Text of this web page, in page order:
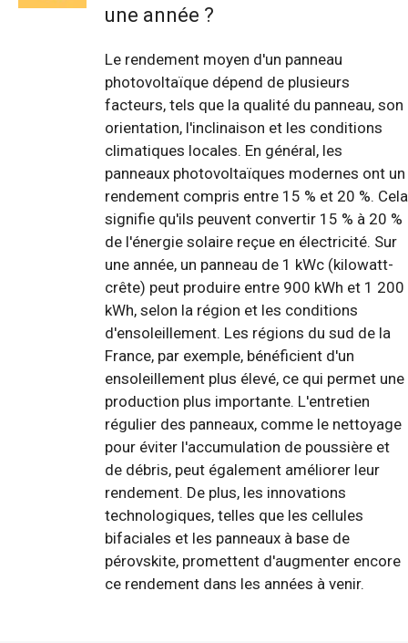
une année ?
Le rendement moyen d'un panneau
photovoltaïque dépend de plusieurs
facteurs, tels que la qualité du panneau, son
orientation, l'inclinaison et les conditions
climatiques locales. En général, les
panneaux photovoltaïques modernes ont un
rendement compris entre 15 % et 20 %. Cela
signifie qu'ils peuvent convertir 15 % à 20 %
de l'énergie solaire reçue en électricité. Sur
une année, un panneau de 1 kWc (kilowatt-
crête) peut produire entre 900 kWh et 1 200
kWh, selon la région et les conditions
d'ensoleillement. Les régions du sud de la
France, par exemple, bénéficient d'un
ensoleillement plus élevé, ce qui permet une
production plus importante. L'entretien
régulier des panneaux, comme le nettoyage
pour éviter l'accumulation de poussière et
de débris, peut également améliorer leur
rendement. De plus, les innovations
technologiques, telles que les cellules
bifaciales et les panneaux à base de
pérovskite, promettent d'augmenter encore
ce rendement dans les années à venir.